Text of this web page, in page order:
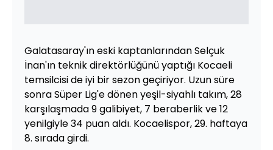
Galatasaray'ın eski kaptanlarından Selçuk
İnan'ın teknik direktörlüğünü yaptığı Kocaeli
temsilcisi de iyi bir sezon geçiriyor. Uzun süre
sonra Süper Lig'e dönen yeşil-siyahlı takım, 28
karşılaşmada 9 galibiyet, 7 beraberlik ve 12
yenilgiyle 34 puan aldı. Kocaelispor, 29. haftaya
8. sırada girdi.